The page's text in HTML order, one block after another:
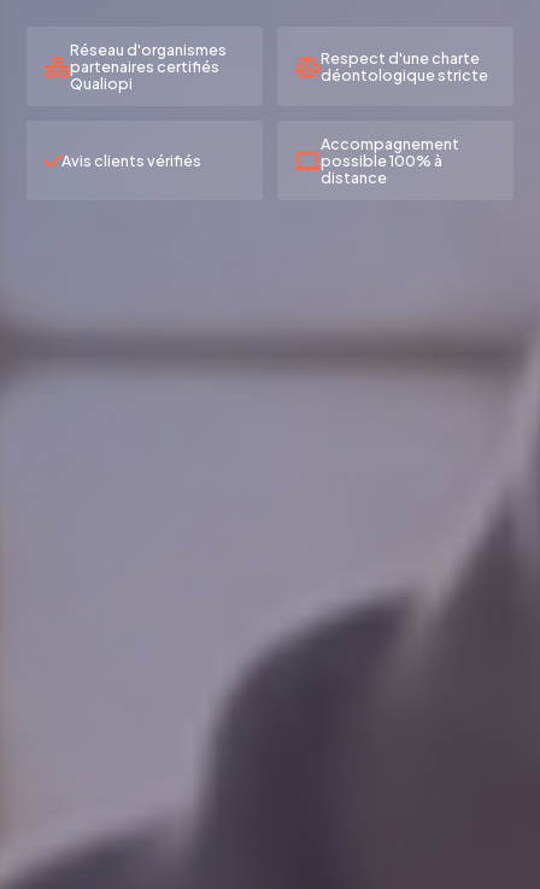
Réseau d'organismes
partenaires certifiés
Qualiopi
Respect d'une charte
déontologique stricte
Avis clients vérifiés
Accompagnement
possible 100% à
distance